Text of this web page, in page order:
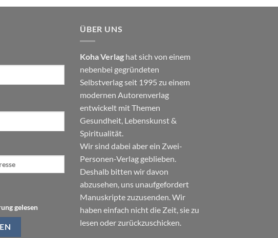
gelesen
ÜBER UNS
Koha Verlag hat sich von einem
nebenbei gegründeten
Selbstverlag seit 1995 zu einem
modernen Autorenverlag
entwickelt mit Themen
Gesundheit, Lebenskunst&
Spiritualität.
Wir sind dabei aber ein Zwei-
Personen-Verlag geblieben.
Deshalb bitten wir davon
abzusehen, uns unaufgefordert
Manuskripte zuzusenden. Wir
haben einfach nicht die Zeit, sie zu
lesen oder zurückzuschicken.